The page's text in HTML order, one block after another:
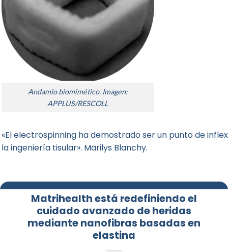
Andamio biomimético. Imagen:
APPLUS/RESCOLL
«El electrospinning ha demostrado ser un punto de
la ingeniería tisular». Marilys Blanchy.
Matrihealth está redefiniendo el
cuidado avanzado de heridas
mediante nanofibras basadas en
elastina